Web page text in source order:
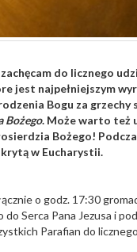
do licznego
jest najpełniejszym
Bogu za grzechy
Bożego. Może warto też
Bożego!
w Eucharystii.
o godz. 17:30
Serca Pana Jezusa i
Parafian do